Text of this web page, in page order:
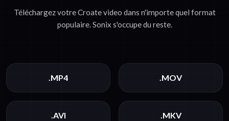
Téléchargez votre Croate video dans n'importe quel format
populaire. Sonix s'occupe du reste.
.MP4 .MOV
.AVI .MKV